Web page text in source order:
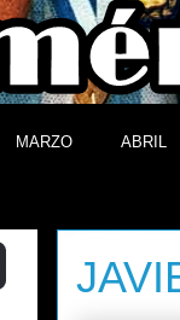
MARZO ABRIL